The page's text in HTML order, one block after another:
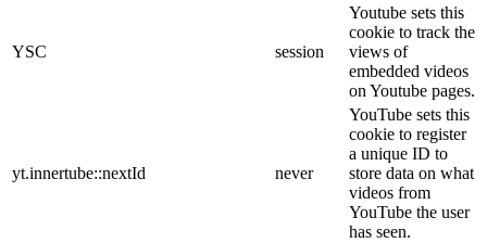
YSC session
Youtube sets this
cookie to track the
views of
embedded videos
on Youtube pages.
yt.innertube::nextId never
YouTube sets this
cookie to register
a unique ID to
store data on what
videos from
YouTube the user
has seen.